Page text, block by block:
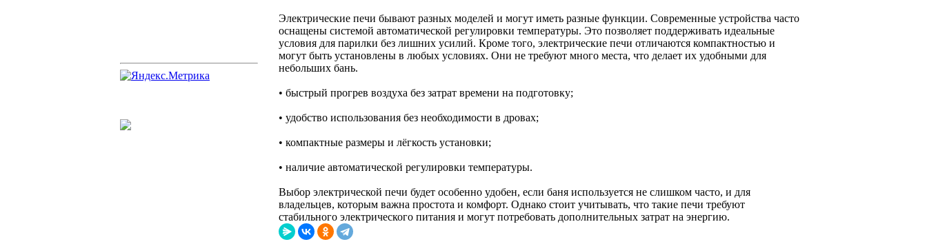
Электрические печи бывают разных моделей и могут иметь разные функции. Современные устройства часто
оснащены системой автоматической регулировки температуры. Это позволяет поддерживать идеальные
условия для парилки без лишних усилий. Кроме того, электрические печи отличаются компактностью и
могут быть установлены в любых условиях. Они не требуют много места, что делает их удобными для
небольших бань.
• быстрый прогрев воздуха без затрат времени на подготовку;
• удобство использования без необходимости в дровах;
• компактные размеры и лёгкость установки;
• наличие автоматической регулировки температуры.
Выбор электрической печи будет особенно удобен, если баня используется не слишком часто, и для
владельцев, которым важна простота и комфорт. Однако стоит учитывать, что такие печи требуют
стабильного электрического питания и могут потребовать дополнительных затрат на энергию.